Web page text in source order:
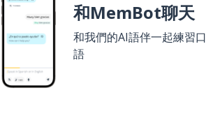
和MemBot聊天
和我們的AI語伴一起練習口
語